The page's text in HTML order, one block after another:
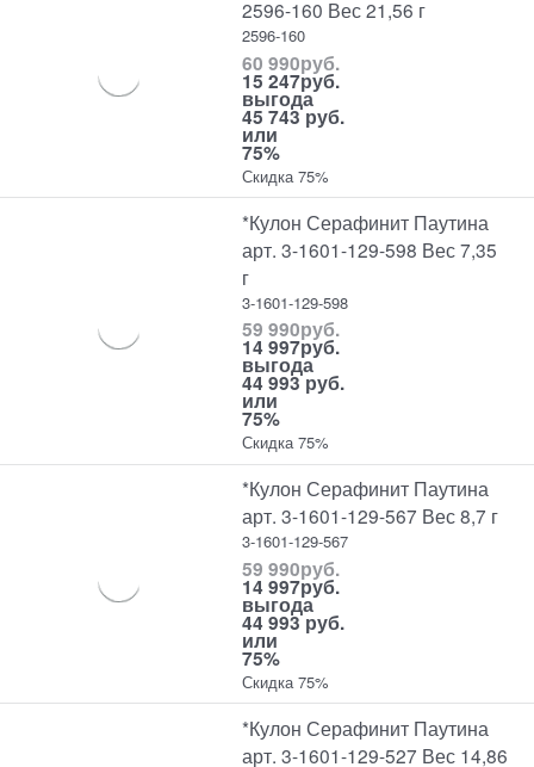
2596-160 Вес 21,56 г
2596-160
60 990руб.
15 247руб.
выгода
45 743 руб.
или
75%
Скидка 75%
*Кулон Серафинит Паутина
арт. 3-1601-129-598 Вес 7,35
г
3-1601-129-598
59 990руб.
14 997руб.
выгода
44 993 руб.
или
75%
Скидка 75%
*Кулон Серафинит Паутина
арт. 3-1601-129-567 Вес 8,7 г
3-1601-129-567
59 990руб.
14 997руб.
выгода
44 993 руб.
или
75%
Скидка 75%
*Кулон Серафинит Паутина
арт. 3-1601-129-527 Вес 14,86